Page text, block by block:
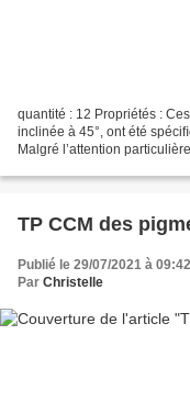
quantité : 12 Propriétés :
inclinée à 45°, ont été
Malgré l’attention
TP CCM des
Publié le 29/07/2021 à 09:42
Par Christelle